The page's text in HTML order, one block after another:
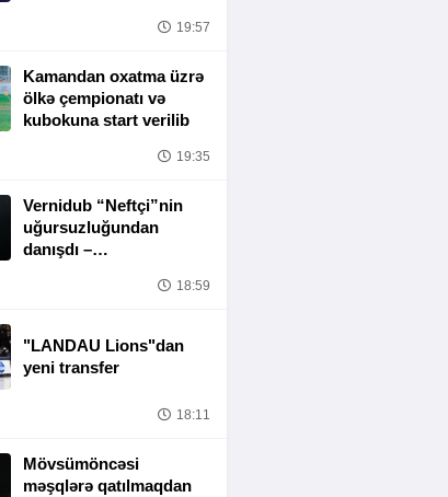
19:57
Kamandan oxatma üzrə
ölkə çempionatı və
kubokuna start verilib
19:35
Vernidub “Neftçi”nin
uğursuzluğundan
danışdı –
TAMAMILƏ MƏNIM 18:59
"LANDAU Lions"dan
yeni transfer
18:11
Mövsümöncəsi
məşqlərə qatılmaqdan